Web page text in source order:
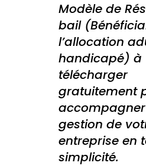
Modèle de
bail
l’allocation
handicapé) à
télécharger
gratuitement
gestion de
entreprise en
simplicité.